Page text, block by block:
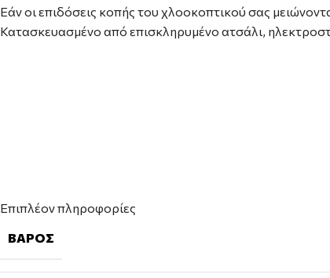
Εάν οι επιδόσεις κοπής του χλοοκοπτικού σας
Κατασκευασμένο από επισκληρυμένο ατσάλι,
Επιπλέον πληροφορίες
ΒΆΡΟΣ